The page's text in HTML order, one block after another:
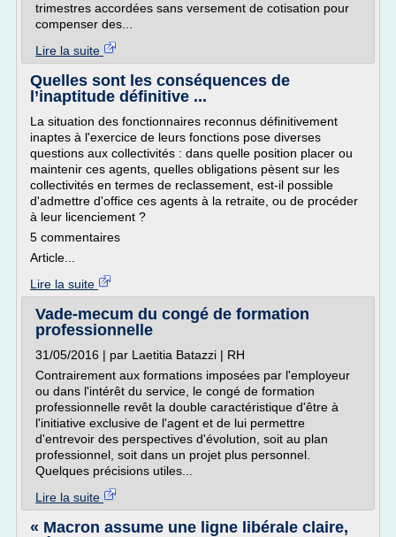
trimestres accordées sans versement de cotisation pour
compenser des...
Lire la suite
Quelles sont les conséquences de
l’inaptitude définitive ...
La situation des fonctionnaires reconnus définitivement
inaptes à l'exercice de leurs fonctions pose diverses
questions aux collectivités : dans quelle position placer ou
maintenir ces agents, quelles obligations pèsent sur les
collectivités en termes de reclassement, est-il possible
d'admettre d'office ces agents à la retraite, ou de procéder
à leur licenciement ?
5 commentaires
Article...
Lire la suite
Vade-mecum du congé de formation
professionnelle
31/05/2016 | par Laetitia Batazzi | RH
Contrairement aux formations imposées par l'employeur
ou dans l'intérêt du service, le congé de formation
professionnelle revêt la double caractéristique d'être à
l'initiative exclusive de l'agent et de lui permettre
d'entrevoir des perspectives d'évolution, soit au plan
professionnel, soit dans un projet plus personnel.
Quelques précisions utiles...
Lire la suite
« Macron assume une ligne libérale claire,